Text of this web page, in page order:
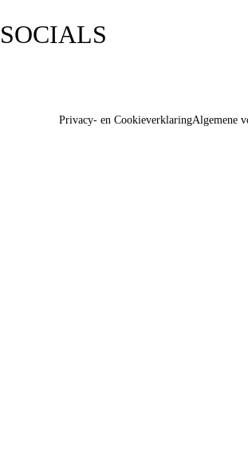
SOCIALS
Privacy- en CookieverklaringAlgemene